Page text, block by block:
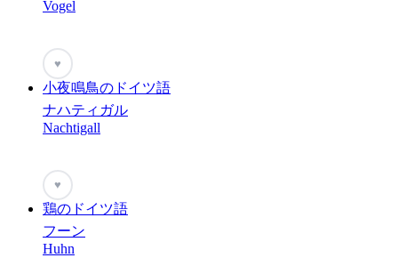
Vogel
♥
小夜鳴鳥のドイツ語
ナハティガル
Nachtigall
♥
鶏のドイツ語
フーン
Huhn